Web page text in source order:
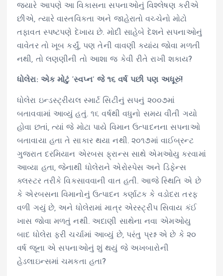
જ્યારે આપણે આ વિકાસના સપનાઓનું વિશ્લેષણ કરીએ
છીએ, ત્યારે વાસ્તવિકતા અને જાહેરાતો વચ્ચેનો મોટો
તફાવત સ્પષ્ટપણે દેખાય છે. મોદી સાહેબે દેશને સપનાઓનું
વાવેતર તો ખૂબ કર્યું, પણ તેની વાવણી ક્યાંય જોવા મળતી
નથી, તો લણણીની તો આશા જ કેવી રીતે રાખી શકાય?
ધોલેરા: એક મોટું ‘સ્વપ્ન’ જે ૧૬ વર્ષ પછી પણ અધૂરું!
ધોલેરા ઇન્ડસ્ટ્રીયલ સ્માર્ટ સિટીનું સપનું ૨૦૦૭માં
બતાવવામાં આવ્યું હતું. ૧૬ વર્ષથી વધુનો સમય વીતી ગયો
હોવા છતાં, ત્યાં જે મોટા પાયે વિમાન ઉત્પાદનના સપનાઓ
બતાવાયા હતા તે સાકાર થયા નથી. ૨૦૧૭માં વાઈબ્રન્ટ
ગુજરાત દરમિયાન એરબસ ફ્રાન્સ સાથે એમઓયુ કરવામાં
આવ્યા હતા, જેનાથી ધોલેરાને એરોસ્પેસ અને ડિફેન્સ
ક્લસ્ટર તરીકે વિકસાવવાની વાત હતી. આજે સ્થિતિ એ છે
કે એરબસના વિમાનોનું ઉત્પાદન કર્ણાટક કે વડોદરા તરફ
વળી ગયું છે, અને ધોલેરામાં માત્ર એરસ્ટ્રીપ સિવાય કંઈ
ખાસ જોવા મળતું નથી. અદાણી સાથેના નવા એમઓયુ
બાદ ધોલેરા ફરી ચર્ચામાં આવ્યું છે, પરંતુ પ્રશ્ન એ છે કે ૨૦
વર્ષ જૂના એ સપનાઓનું શું થયું જે અખબારોની
હેડલાઇન્સમાં ચમકતા હતા?